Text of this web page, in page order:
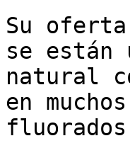
Su
se
natural
en